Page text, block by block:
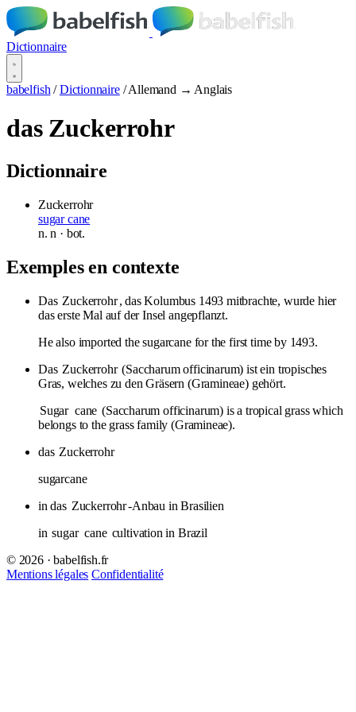
Dictionnaire
babelfish / Dictionnaire / Allemand → Anglais
das Zuckerrohr
Dictionnaire
Zuckerrohr
sugar cane
n.n · bot.
Exemples en contexte
Das Zuckerrohr , das Kolumbus 1493 mitbrachte, wurde hier
das erste Mal auf der Insel angepflanzt.
He also imported the sugarcane for the first time by 1493.
Das Zuckerrohr (Saccharum officinarum) ist ein tropisches
Gras, welches zu den Gräsern (Gramineae) gehört.
Sugar cane (Saccharum officinarum) is a tropical grass which
belongs to the grass family (Gramineae).
das Zuckerrohr
sugarcane
in das Zuckerrohr-Anbau in Brasilien
in sugar cane cultivation in Brazil
© 2026 · babelfish.fr
Mentions légales Confidentialité